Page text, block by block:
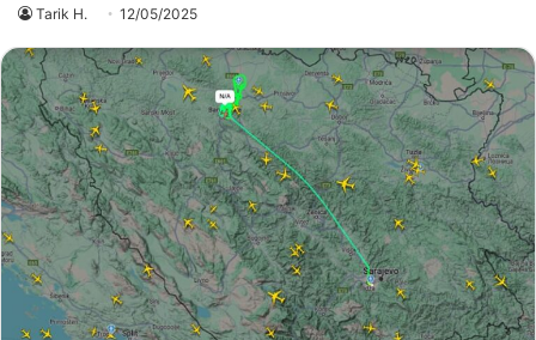
Tarik H. 12/05/2025